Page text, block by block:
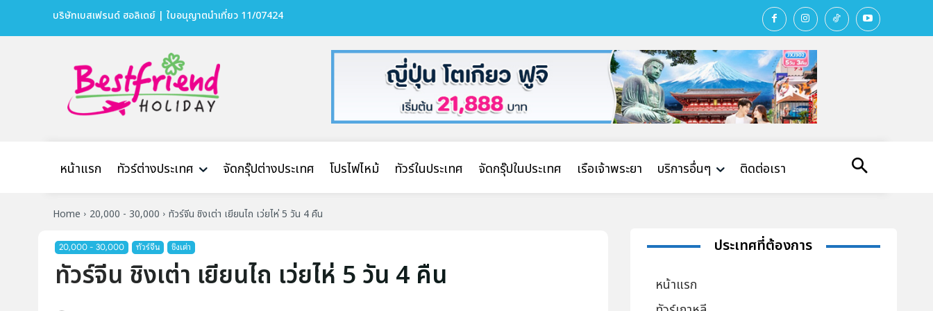
บริษัทเบสเฟรนด์ ฮอลิเดย์ | ใบอนุญาตนำเที่ยว 11/07424
หน้าแรก ทัวร์ต่างประเทศ จัดกรุ๊ปต่างประเทศ โปรไฟไหม้ ทัวร์ในประเทศ จัดกรุ๊ปในประเทศ เรือเจ้าพระยา บริการอื่นๆ ติดต่อเรา
Home 20,000 - 30,000 ทัวร์จีน ชิงเต่า เยียนไถ เว่ยไห่ 5 วัน 4 คืน
20,000 - 30,000 ทัวร์จีน ชิงเต่า
ทัวร์จีน ชิงเต่า เยียนไถ เว่ยไห่ 5 วัน 4 คืน
ประเทศที่ต้องการ
หน้าแรก